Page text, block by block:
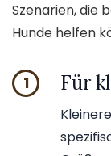
Szenarien, die
Hunde helfen
1 Für